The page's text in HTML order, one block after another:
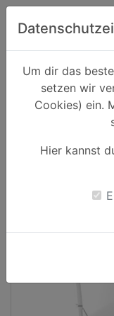
Um dir das
setzen wir
Cookies) ein.
Hier kannst